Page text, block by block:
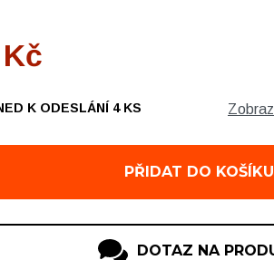
Kč
PŘIDAT DO KOŠÍKU
K ODESLÁNÍ 4KS
Nové Město na Moravě
DOTAZ NA